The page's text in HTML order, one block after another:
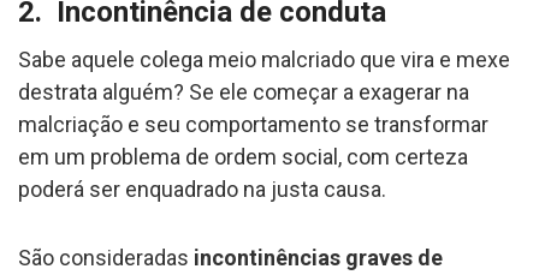
2. Incontinência de conduta
Sabe aquele colega meio malcriado que vira e mexe
destrata alguém? Se ele começar a exagerar na
malcriação e seu comportamento se transformar
em um problema de ordem social, com certeza
poderá ser enquadrado na justa causa.
São consideradas incontinências graves de